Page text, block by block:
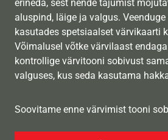
erineda, sest nende tajumist
aluspind, läige ja valgus.
kasutades spetsiaalset värvikaarti
Võimalusel võtke värvilaast
kontrollige värvitooni sobivust
valguses, kus seda kasutama
Soovitame enne värvimist tooni